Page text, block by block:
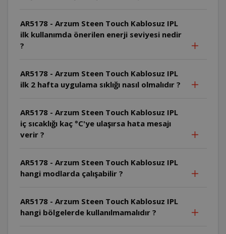
AR5178 - Arzum Steen Touch Kablosuz IPL
ilk kullanımda önerilen enerji seviyesi nedir
?
AR5178 - Arzum Steen Touch Kablosuz IPL
ilk 2 hafta uygulama sıklığı nasıl olmalıdır ?
AR5178 - Arzum Steen Touch Kablosuz IPL
iç sıcaklığı kaç °C'ye ulaşırsa hata mesajı
verir ?
AR5178 - Arzum Steen Touch Kablosuz IPL
hangi modlarda çalışabilir ?
AR5178 - Arzum Steen Touch Kablosuz IPL
hangi bölgelerde kullanılmamalıdır ?